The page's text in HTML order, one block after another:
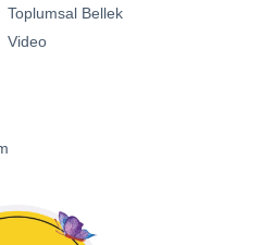
Toplumsal Bellek
Video